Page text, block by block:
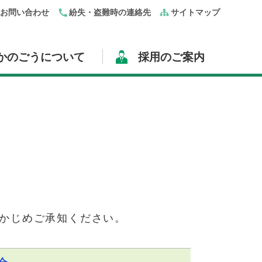
問い合わせ 紛失・盗難時の連絡先 サイトマップ
のごうについて 採用のご案内
じめご承知ください。